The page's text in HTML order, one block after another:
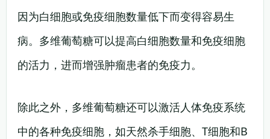
因为白细胞或免疫细胞数量低下而变得容易生
病。多维葡萄糖可以提高白细胞数量和免疫细胞
的活力，进而增强肿瘤患者的免疫力。
除此之外，多维葡萄糖还可以激活人体免疫系统
中的各种免疫细胞，如天然杀手细胞、T细胞和B